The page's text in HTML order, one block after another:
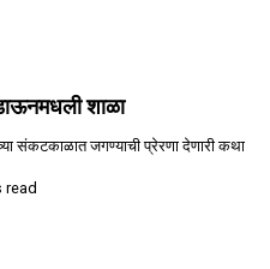
शाळा
संकटकाळात जगण्याची प्रेरणा देणारी कथा
read